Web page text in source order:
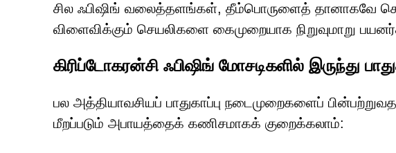
சில ஃபிஷிங் வலைத்தளங்கள், தீம்பொருளைத் தானாகவே
விளைவிக்கும் செயலிகளை கைமுறையாக நிறுவுமாறு
கிரிப்டோகரன்சி ஃபிஷிங் மோசடிகளில் இருந்து
பல அத்தியாவசியப் பாதுகாப்பு நடைமுறைகளைப்
மீறப்படும் அபாயத்தைக் கணிசமாகக் குறைக்கலாம்: